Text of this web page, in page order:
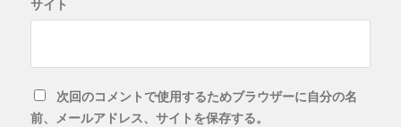
サイト
次回のコメントで使用するためブラウザーに自分の名
前、メールアドレス、サイトを保存する。